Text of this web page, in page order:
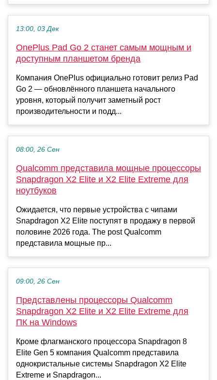
13:00, 03 Дек
OnePlus Pad Go 2 станет самым мощным и
доступным планшетом бренда
Компания OnePlus официально готовит релиз Pad
Go 2 — обновлённого планшета начального
уровня, который получит заметный рост
производительности и подд...
08:00, 26 Сен
Qualcomm представила мощные процессоры
Snapdragon X2 Elite и X2 Elite Extreme для
ноутбуков
Ожидается, что первые устройства с чипами
Snapdragon X2 Elite поступят в продажу в первой
половине 2026 года. The post Qualcomm
представила мощные пр...
09:00, 26 Сен
Представлены процессоры Qualcomm
Snapdragon X2 Elite и X2 Elite Extreme для
ПК на Windows
Кроме флагманского процессора Snapdragon 8
Elite Gen 5 компания Qualcomm представила
однокристальные системы Snapdragon X2 Elite
Extreme и Snapdragon...